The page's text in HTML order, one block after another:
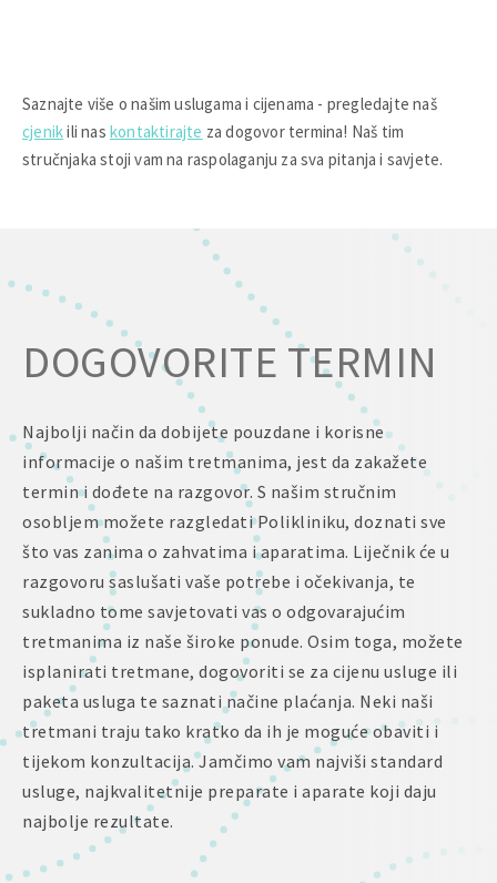
individualnu procjenu stručnjaka.
Saznajte više o našim uslugama i cijenama - pregledajte naš
cjenikili naskontaktirajte za dogovor termina! Naš tim
stručnjaka stoji vam na raspolaganju za sva pitanja i savjete.
DOGOVORITE TERMIN
Najbolji način da dobijete pouzdane i korisne
informacije o našim tretmanima, jest da zakažete
termin i dođete na razgovor. S našim stručnim
osobljem možete razgledati Polikliniku, doznati sve
što vas zanima o zahvatima i aparatima. Liječnik će u
razgovoru saslušati vaše potrebe i očekivanja, te
sukladno tome savjetovati vas o odgovarajućim
tretmanima iz naše široke ponude. Osim toga, možete
isplanirati tretmane, dogovoriti se za cijenu usluge ili
paketa usluga te saznati načine plaćanja. Neki naši
tretmani traju tako kratko da ih je moguće obaviti i
tijekom konzultacija. Jamčimo vam najviši standard
usluge, najkvalitetnije preparate i aparate koji daju
najbolje rezultate.